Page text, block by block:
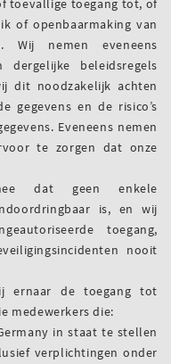
toevallige toegang tot, of
of openbaarmaking van
Wij nemen eveneens
beleidsregels
dit noodzakelijk achten
gegevens en de risico’s
Eveneens nemen
te zorgen dat onze
dat geen enkele
is, en wij
toegang,
nooit
ernaar de toegang tot
medewerkers die:
in staat te stellen
verplichtingen onder